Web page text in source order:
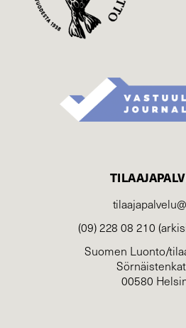
(09) 228 08 210
Suomen Luonto/
00580